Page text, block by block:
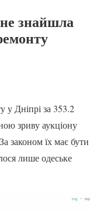
знайшла
у Дніпрі за 353.2
зриву аукціону
законом їх має бути
лише одеське